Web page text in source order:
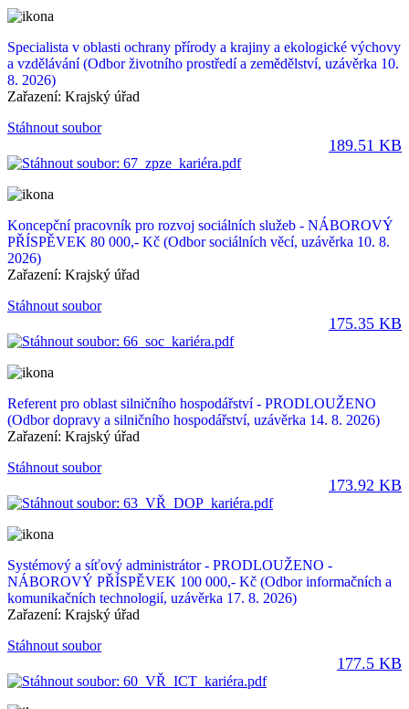
Specialista v oblasti ochrany přírody a krajiny a ekologické výchovy
a vzdělávání(Odbor životního prostředí a zemědělství, uzávěrka 10.
8. 2026)
Zařazení: Krajský úřad
Stáhnout soubor
189.51 KB
Koncepční pracovník pro rozvoj sociálních služeb - NÁBOROVÝ
PŘÍSPĚVEK 80 000,- Kč (Odbor sociálních věcí, uzávěrka 10. 8.
2026)
Zařazení: Krajský úřad
Stáhnout soubor
175.35 KB
Referent pro oblast silničního hospodářství - PRODLOUŽENO
(Odbor dopravy a silničního hospodářství, uzávěrka 14. 8. 2026)
Zařazení: Krajský úřad
Stáhnout soubor
173.92 KB
Systémový a síťový administrátor - PRODLOUŽENO -
NÁBOROVÝ PŘÍSPĚVEK 100 000,- Kč (Odbor informačních a
komunikačních technologií, uzávěrka 17. 8. 2026)
Zařazení: Krajský úřad
Stáhnout soubor
177.5 KB